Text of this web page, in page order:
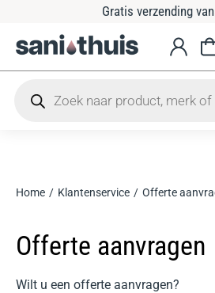
Gratis verzending
Je bent hier:
Home Klantenservice Offerte
Offerte aanvragen
Wilt u een offerte aanvragen?